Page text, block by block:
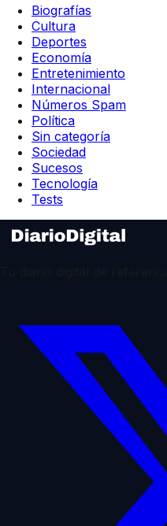
Biografías
Cultura
Deportes
Economía
Entretenimiento
Internacional
Números Spam
Política
Sin categoría
Sociedad
Sucesos
Tecnología
Tests